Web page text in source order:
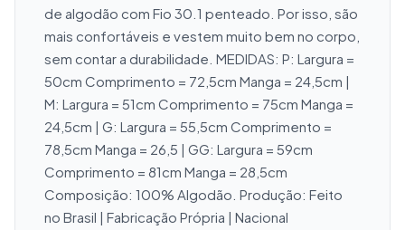
de algodão com Fio 30.1 penteado. Por isso, são
mais confortáveis e vestem muito bem no corpo,
sem contar a durabilidade. MEDIDAS: P: Largura =
50cm Comprimento = 72,5cm Manga = 24,5cm |
M: Largura = 51cm Comprimento = 75cm Manga =
24,5cm | G: Largura = 55,5cm Comprimento =
78,5cm Manga = 26,5 | GG: Largura = 59cm
Comprimento = 81cm Manga = 28,5cm
Composição: 100% Algodão. Produção: Feito
no Brasil | Fabricação Própria | Nacional